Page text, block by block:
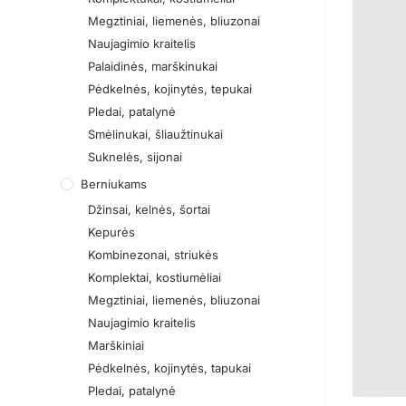
Megztiniai, liemenės, bliuzonai
Naujagimio kraitelis
Palaidinės, marškinukai
Pėdkelnės, kojinytės, tepukai
Pledai, patalynė
Smėlinukai, šliaužtinukai
Suknelės, sijonai
Berniukams
Džinsai, kelnės, šortai
Kepurės
Kombinezonai, striukės
Komplektai, kostiumėliai
Megztiniai, liemenės, bliuzonai
Naujagimio kraitelis
Marškiniai
Pėdkelnės, kojinytės, tapukai
Pledai, patalynė